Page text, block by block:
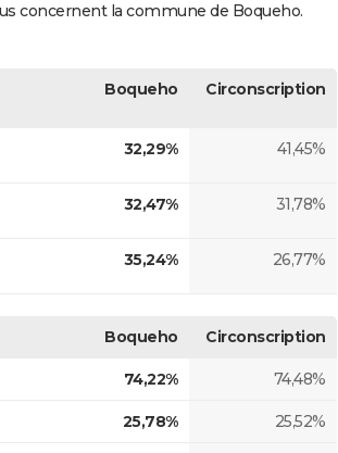
concernent la commune de Boqueho.
Boqueho Circonscription
32,29% 41,45%
32,47% 31,78%
35,24% 26,77%
Boqueho Circonscription
74,22% 74,48%
25,78% 25,52%